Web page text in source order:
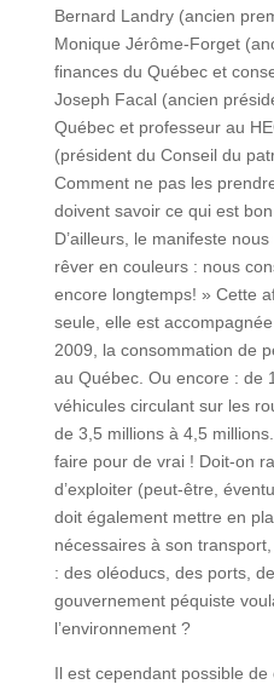
Bernard Landry (ancien
Monique Jérôme-Forget
finances du Québec et
Joseph Facal (ancien
Québec et professeur au
(président du Conseil du
Comment ne pas les
doivent savoir ce qui est
D’ailleurs, le manifeste
rêver en couleurs : nous
encore longtemps! » Cette
seule, elle est
2009, la consommation de
au Québec. Ou encore : de
véhicules circulant sur les
de 3,5 millions à 4,5
faire pour de vrai ! Doit-on
d’exploiter (peut-être,
doit également mettre en
nécessaires à son
: des oléoducs, des ports,
gouvernement péquiste
l’environnement ?
Il est cependant possible